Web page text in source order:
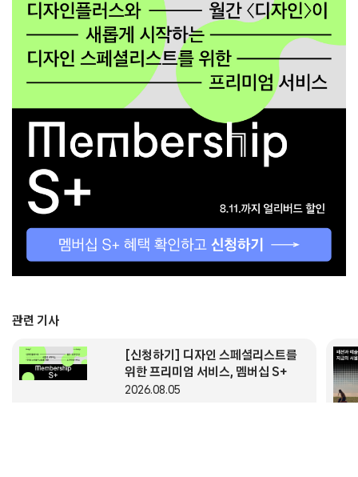
관련 기사
[신청하기] 디자인 스페셜리스트를
위한 프리미엄 서비스, 멤버십 S+
2026.08.05